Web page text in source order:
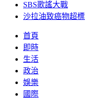
SBS歌謠大戰
沙拉油致癌物超標
首頁
即時
生活
政治
娛樂
國際